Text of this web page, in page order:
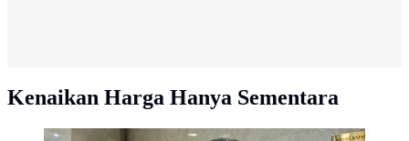
Kenaikan Harga Hanya Sementara